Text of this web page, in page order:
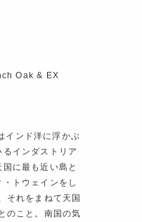
Oak & EX
インド洋に浮かぶ
インダストリア
に最も近い島と
トウェインをし
それをまねて天国
のこと。南国の気